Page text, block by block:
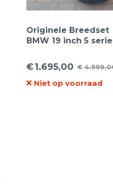
Originele Breedset
BMW 19 inch 5
G61 Styling 935 m
5A324E0 5A324E1
Lichtmetalen
19inch + Hankook
€
Oorspronkelijke
prijs
€1.695,00
Huidige
prijs
Niet op voorraad